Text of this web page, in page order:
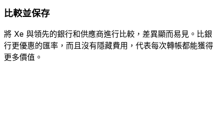
比較並保存
將 Xe 與領先的銀行和供應商進行比較，差異顯而易見。比銀
行更優惠的匯率，而且沒有隱藏費用，代表每次轉帳都能獲得
更多價值。